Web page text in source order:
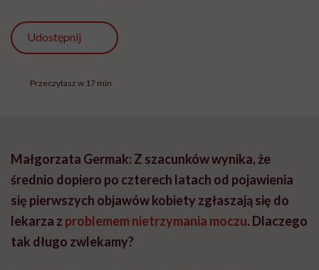
Udostępnij
Przeczytasz w 17 min
Małgorzata Germak: Z szacunków wynika, że
średnio dopiero po czterech latach od pojawienia
się pierwszych objawów kobiety zgłaszają się do
lekarza z problemem nietrzymania moczu. Dlaczego
tak długo zwlekamy?